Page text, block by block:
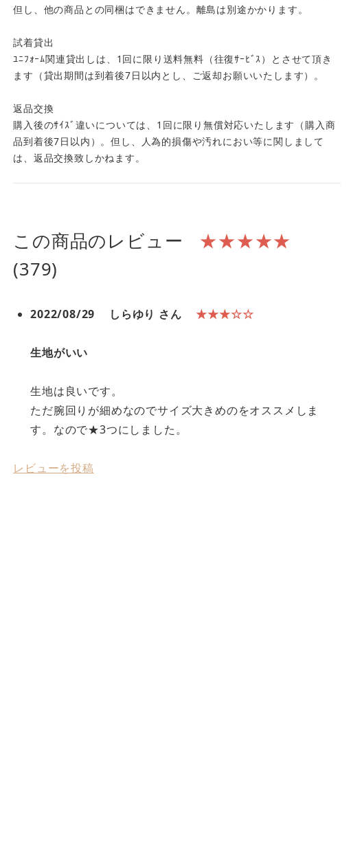
但し、他の商品との同梱はできません。離島は別途かかります。
試着貸出
ﾕﾆﾌｫｰﾑ関連貸出しは、1回に限り送料無料（往復ｻｰﾋﾞｽ）とさせて頂き
ます（貸出期間は到着後7日以内とし、ご返却お願いいたします）。
返品交換
購入後のｻｲｽﾞ違いについては、1回に限り無償対応いたします（購入商
品到着後7日以内）。但し、人為的損傷や汚れにおい等に関しまして
は、返品交換致しかねます。
この商品のレビュー
★★★★★
(379)
2022/08/29 しらゆり さん ★★★☆☆
生地がいい
生地は良いです。
ただ腕回りが細めなのでサイズ大きめのをオススメしま
す。なので★3つにしました。
レビューを投稿